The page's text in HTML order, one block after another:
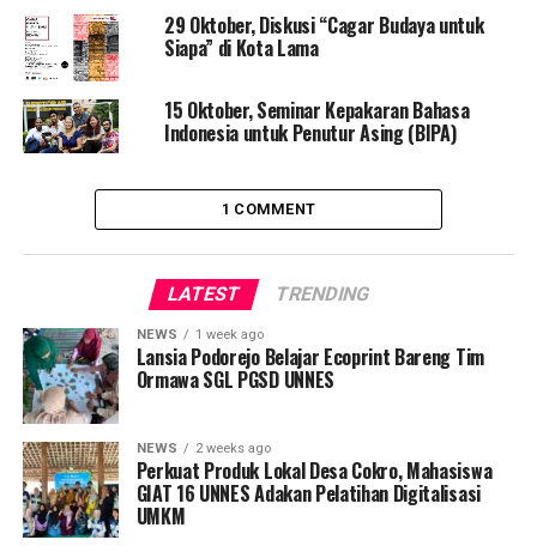
29 Oktober, Diskusi “Cagar Budaya untuk
Siapa” di Kota Lama
15 Oktober, Seminar Kepakaran Bahasa
Indonesia untuk Penutur Asing (BIPA)
1 COMMENT
LATEST TRENDING
NEWS 1 week ago
Lansia Podorejo Belajar Ecoprint Bareng Tim
Ormawa SGL PGSD UNNES
NEWS 2 weeks ago
Perkuat Produk Lokal Desa Cokro, Mahasiswa
GIAT 16 UNNES Adakan Pelatihan Digitalisasi
UMKM